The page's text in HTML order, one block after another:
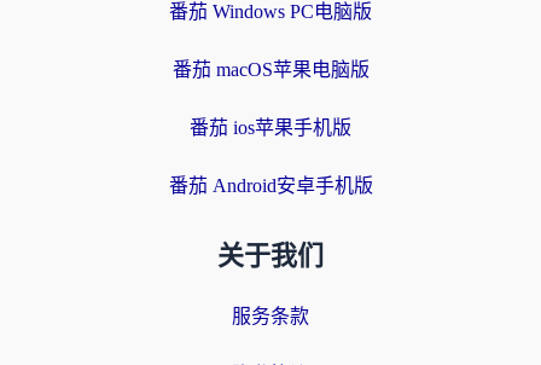
番茄 Windows PC电脑版
番茄 macOS苹果电脑版
番茄 ios苹果手机版
番茄 Android安卓手机版
关于我们
服务条款